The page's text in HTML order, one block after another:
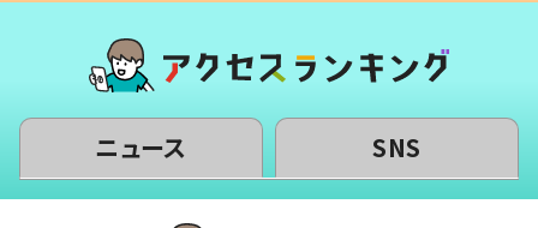
ニュース SNS